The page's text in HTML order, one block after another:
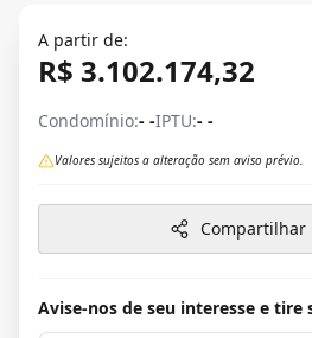
A partir de:
R$ 3.102.174,32
Condomínio:- -IPTU:- -
Valores sujeitos a alteração sem aviso prévio.
Compartilhar
Avise-nos de seu interesse e tire